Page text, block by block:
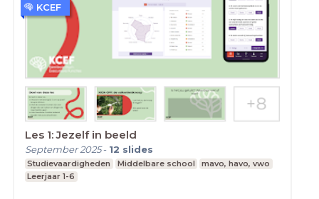
Les 1: Jezelf in beeld
September 2025- 12 slides
Studievaardigheden Middelbare school
mavo, havo, vwo
Leerjaar 1-6
KCEF